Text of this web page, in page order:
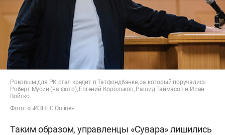
Роковым для РК стал кредит в Татфондбанке, за который поручались
Роберт Мусин (на фото), Евгений Корольков, Рашид Таймасов и Иван
Войтко
Фото: «БИЗНЕС Online»
Таким образом, управленцы «Сувара» лишились